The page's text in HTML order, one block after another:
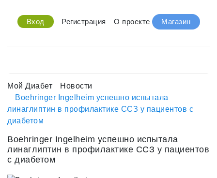
Вход Регистрация О проекте Магазин
Мой Диабет
Новости
Boehringer Ingelheim успешно испытала
линаглиптин в профилактике ССЗ у пациентов с
диабетом
Boehringer Ingelheim успешно испытала
линаглиптин в профилактике ССЗ у пациентов
с диабетом